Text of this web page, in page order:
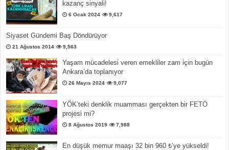
kazanç sinyali!
6 Ocak 2024 9,617
Siyaset Gündemi Baş Döndürüyor
21 Ağustos 2014 9,563
Yaşam mücadelesi veren emekliler zam için bugün
Ankara’da toplanıyor
26 Mayıs 2024 9,077
YÖK’teki denklik muamması gerçekten bir FETÖ
projesi mi?
8 Ağustos 2019 7,988
En düşük memur maaşı 32 bin 960 ₺’ye yükseldi!